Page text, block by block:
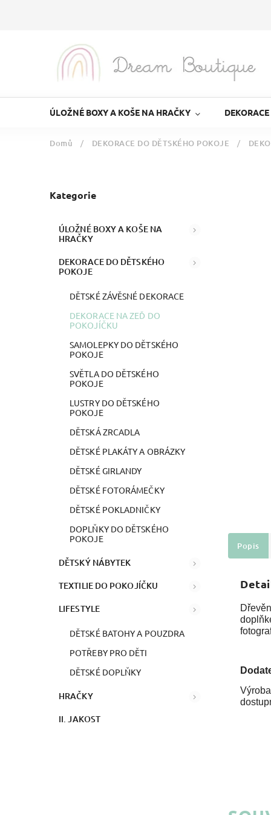
ÚLOŽNÉ BOXY A KOŠE NA HRAČKY
Domů / DEKORACE DO DĚTSKÉHO POKOJE /
Kategorie
ÚLOŽNÉ BOXY A KOŠE NA
HRAČKY
DEKORACE DO DĚTSKÉHO
POKOJE
DĚTSKÉ ZÁVĚSNÉ DEKORACE
DEKORACE NA ZEĎ DO
POKOJÍČKU
SAMOLEPKY DO DĚTSKÉHO
POKOJE
SVĚTLA DO DĚTSKÉHO
POKOJE
LUSTRY DO DĚTSKÉHO
POKOJE
DĚTSKÁ ZRCADLA
DĚTSKÉ PLAKÁTY A OBRÁZKY
DĚTSKÉ GIRLANDY
DĚTSKÉ FOTORÁMEČKY
DĚTSKÉ POKLADNIČKY
DOPLŇKY DO DĚTSKÉHO
POKOJE
DĚTSKÝ NÁBYTEK
TEXTILIE DO POKOJÍČKU
LIFESTYLE
DĚTSKÉ BATOHY A POUZDRA
POTŘEBY PRO DĚTI
DĚTSKÉ DOPLŇKY
HRAČKY
II. JAKOST
Popis